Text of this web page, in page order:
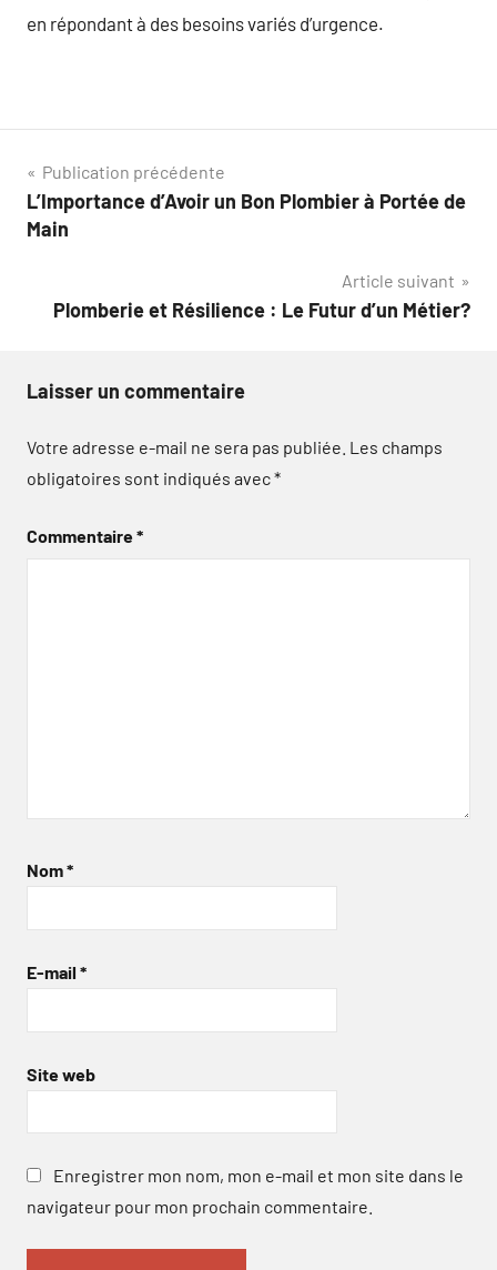
en répondant à des besoins variés d’urgence.
Navigation
de
Publication précédente
L’Importance d’Avoir un Bon Plombier à Portée de
Main
Article suivant
Plomberie et Résilience : Le Futur d’un Métier?
Laisser un commentaire
Votre adresse e-mail ne sera pas publiée. Les champs
obligatoires sont indiqués avec*
Commentaire*
Nom*
E-mail *
Site web
Enregistrer mon nom, mon e-mail et mon site dans le
navigateur pour mon prochain commentaire.